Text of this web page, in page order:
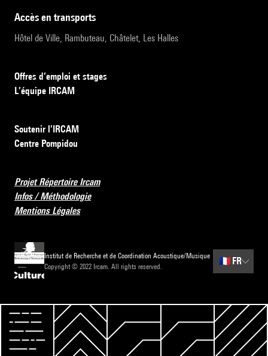
accès en transports
Hôtel de Ville, Rambuteau, Châtelet, Les Halles
Offres d’emploi et stages
L’équipe IRCAM
Soutenir l’IRCAM
Centre Pompidou
Projet Répertoire Ircam
Infos / Méthodologie
Mentions Légales
Institut de Recherche et de Coordination Acoustique/Musique
Copyright © 2022 Ircam. All rights reserved.
🇫🇷 FR